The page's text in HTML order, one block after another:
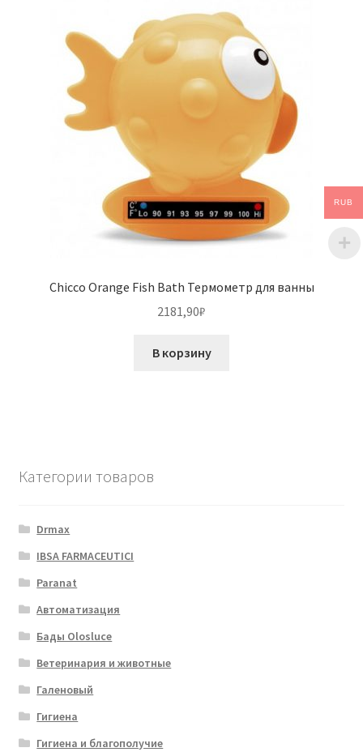
Chicco Orange Fish Bath Термометр для ванны
2181,90₽
В корзину
Категории товаров
Drmax
IBSA FARMACEUTICI
Paranat
Автоматизация
Бады Olosluce
Ветеринария и животные
Галеновый
Гигиена
Гигиена и благополучие
RUB